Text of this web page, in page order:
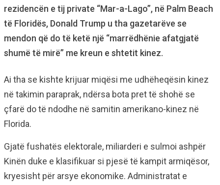
rezidencën e tij private “Mar-a-Lago”, në Palm Beach
të Floridës, Donald Trump u tha gazetarëve se
mendon që do të ketë një “marrëdhënie afatgjatë
shumë të mirë” me kreun e shtetit kinez.
Ai tha se kishte krijuar miqësi me udhëheqësin kinez
në takimin paraprak, ndërsa bota pret të shohë se
çfarë do të ndodhe në samitin amerikano-kinez në
Florida.
Gjatë fushatës elektorale, miliarderi e sulmoi ashpër
Kinën duke e klasifikuar si pjesë të kampit armiqësor,
kryesisht për arsye ekonomike. Administratat e